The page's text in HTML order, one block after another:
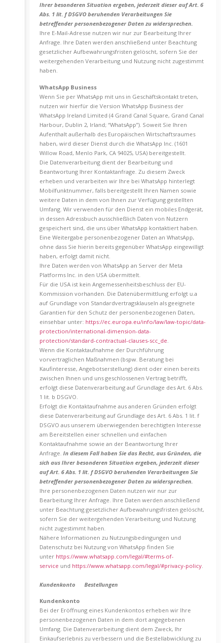
Ihrer besonderen Situation ergeben, jederzeit dieser auf Art. 6
Abs. 1 lit. f DSGVO beruhenden Verarbeitungen Sie
betreffender personenbezogener Daten zu widersprechen.
Ihre E-Mail-Adresse nutzen wir nur zur Bearbeitung Ihrer
Anfrage. Ihre Daten werden anschließend unter Beachtung
gesetzlicher Aufbewahrungsfristen gelöscht, sofern Sie der
weitergehenden Verarbeitung und Nutzung nicht zugestimmt
haben.
WhatsApp Business
Wenn Sie per WhatsApp mit uns in Geschäftskontakt treten,
nutzen wir hierfür die Version WhatsApp Business der
WhatsApp Ireland Limited (4 Grand Canal Square, Grand Canal
Harbour, Dublin 2, Irland; “WhatsApp”). Soweit Sie Ihren
Aufenthalt außerhalb des Europäischen Wirtschaftsraumes
haben, wird dieser Dienst durch die WhatsApp Inc. (1601
Willow Road, Menlo Park, CA 94025, USA) bereitgestellt.
Die Datenverarbeitung dient der Bearbeitung und
Beantwortung Ihrer Kontaktanfrage. Zu diesem Zweck
erheben und verarbeiten wir Ihre bei WhatsApp hinterlegt
Mobilfunktnummer, falls bereitgestellt Ihren Namen sowie
weitere Daten in dem von Ihnen zur Verfügung gestellten
Umfang. Wir verwenden für den Dienst ein mobiles Endgerät,
in dessen Adressbuch ausschließlich Daten von Nutzern
gespeichert sind, die uns über WhatsApp kontaktiert haben.
Eine Weitergabe personenbezogener Daten an WhatsApp,
ohne dass Sie hierin bereits gegenüber WhatsApp eingewilligt
haben, erfolgt damit nicht.
Ihre Daten werden von WhatsApp an Server der Meta
Platforms Inc. in den USA übermittelt.
Für die USA ist kein Angemessenheitsbeschluss der EU-
Kommission vorhanden. Die Datenübermittlung erfolgt u.a
auf Grundlage von Standardvertragsklauseln als geeignete
Garantien für den Schutz der personenbezogenen Daten,
einsehbar unter: https://ec.europa.eu/info/law/law-topic/data-
protection/international-dimension-data-
protection/standard-contractual-clauses-scc_de
Wenn die Kontaktaufnahme der Durchführung
vorvertraglichen Maßnahmen (bspw. Beratung bei
Kaufinteresse, Angebotserstellung) dient oder einen bereits
zwischen Ihnen und uns geschlossenen Vertrag betrifft,
erfolgt diese Datenverarbeitung auf Grundlage des Art. 6 Abs.
1 lit. b DSGVO.
Erfolgt die Kontaktaufnahme aus anderen Gründen erfolgt
diese Datenverarbeitung auf Grundlage des Art. 6 Abs. 1 lit. f
DSGVO aus unserem überwiegenden berechtigten Interesse
am Bereitstellen einer schnellen und einfachen
Kontaktaufnahme sowie an der Beantwortung Ihrer
Anfrage. In diesem Fall haben Sie das Recht, aus Gründen, die
sich aus Ihrer besonderen Situation ergeben, jederzeit dieser
auf Art. 6 Abs. 1 lit. f DSGVO beruhenden Verarbeitungen Sie
betreffender personenbezogener Daten zu widersprechen.
Ihre personenbezogenen Daten nutzen wir nur zur
Bearbeitung Ihrer Anfrage. Ihre Daten werden anschließend
unter Beachtung gesetzlicher Aufbewahrungsfristen gelöscht,
sofern Sie der weitergehenden Verarbeitung und Nutzung
nicht zugestimmt haben.
Nähere Informationen zu Nutzungsbedingungen und
Datenschutz bei Nutzung von WhatsApp finden Sie
unter https://www.whatsapp.com/legal/#terms-of-
service und https://www.whatsapp.com/legal/#privacy-policy
Kundenkonto Bestellungen
Kundenkonto
Bei der Eröffnung eines Kundenkontos erheben wir Ihre
personenbezogenen Daten in dem dort angegebenen
Umfang. Die Datenverarbeitung dient dem Zweck, Ihr
Einkaufserlebnis zu verbessern und die Bestellabwicklung zu